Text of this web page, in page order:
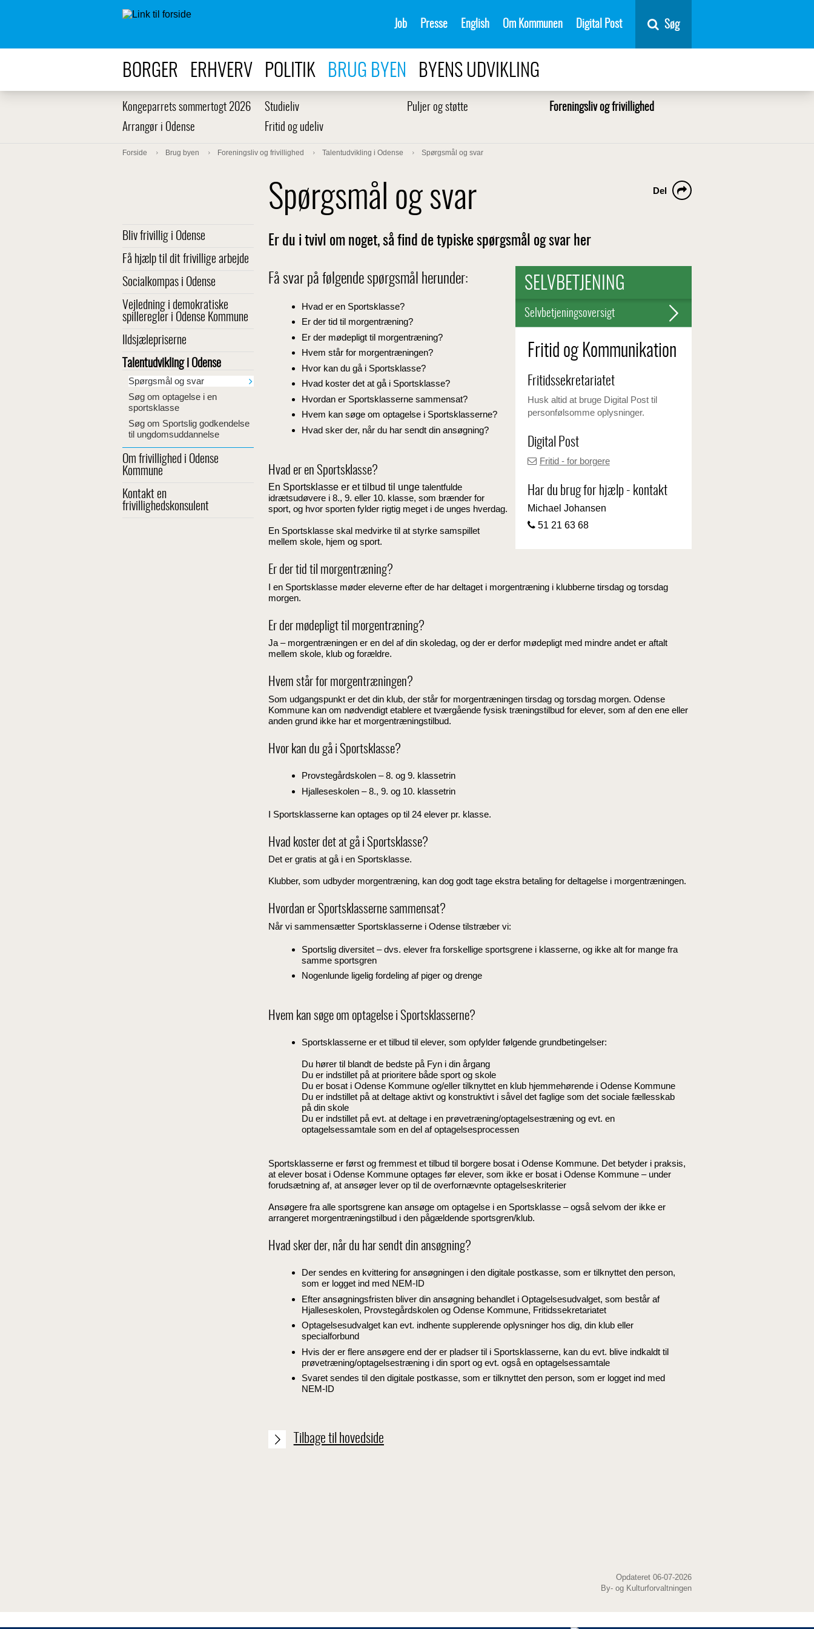
Job Presse English Om Kommunen Digital Post Søg
BORGER ERHVERV POLITIK BRUG BYEN BYENS UDVIKLING
Kongeparrets sommertogt 2026 Studieliv Puljer og støtte
Foreningsliv og frivillighed
Arrangør i Odense
Fritid og udeliv
Forside Brug byen Foreningsliv og frivillighed Talentudvikling i Odense Spørgsmål og svar
Bliv frivillig i Odense
Få hjælp til dit frivillige arbejde
Socialkompas i Odense
Vejledning i demokratiske
spilleregler i Odense Kommune
Ildsjælepriserne
Talentudvikling i Odense
Spørgsmål og svar
Søg om optagelse i en
sportsklasse
Søg om Sportslig godkendelse
til ungdomsuddannelse
Om frivillighed i Odense
Kommune
Kontakt en
frivillighedskonsulent
Spørgsmål og svar Del
Er du i tvivl om noget, så find de typiske spørgsmål og svar her
SELVBETJENING
Selvbetjeningsoversigt
Fritid og Kommunikation
Fritidssekretariatet
Husk altid at bruge Digital Post til
personfølsomme oplysninger.
Digital Post
Fritid - for borgere
Har du brug for hjælp - kontakt
Michael Johansen
51 21 63 68
Få svar på følgende spørgsmål herunder:
Hvad er en Sportsklasse?
Er der tid til morgentræning?
Er der mødepligt til morgentræning?
Hvem står for morgentræningen?
Hvor kan du gå i Sportsklasse?
Hvad koster det at gå i Sportsklasse?
Hvordan er Sportsklasserne sammensat?
Hvem kan søge om optagelse i Sportsklasserne?
Hvad sker der, når du har sendt din ansøgning?
Hvad er en Sportsklasse?
En Sportsklasse er et tilbud til unge talentfulde
idrætsudøvere i 8., 9. eller 10. klasse, som brænder for
sport, og hvor sporten fylder rigtig meget i de unges hverdag.
En Sportsklasse skal medvirke til at styrke samspillet
mellem skole, hjem og sport.
Er der tid til morgentræning?
I en Sportsklasse møder eleverne efter de har deltaget i morgentræning i klubberne tirsdag og torsdag
morgen.
Er der mødepligt til morgentræning?
Ja – morgentræningen er en del af din skoledag, og der er derfor mødepligt med mindre andet er aftalt
mellem skole, klub og forældre.
Hvem står for morgentræningen?
Som udgangspunkt er det din klub, der står for morgentræningen tirsdag og torsdag morgen. Odense
Kommune kan om nødvendigt etablere et tværgående fysisk træningstilbud for elever, som af den ene eller
anden grund ikke har et morgentræningstilbud.
Hvor kan du gå i Sportsklasse?
Provstegårdskolen – 8. og 9. klassetrin
Hjalleseskolen – 8., 9. og 10. klassetrin
I Sportsklasserne kan optages op til 24 elever pr. klasse.
Hvad koster det at gå i Sportsklasse?
Det er gratis at gå i en Sportsklasse.
Klubber, som udbyder morgentræning, kan dog godt tage ekstra betaling for deltagelse i morgentræningen.
Hvordan er Sportsklasserne sammensat?
Når vi sammensætter Sportsklasserne i Odense tilstræber vi:
Sportslig diversitet – dvs. elever fra forskellige sportsgrene i klasserne, og ikke alt for mange fra
samme sportsgren
Nogenlunde ligelig fordeling af piger og drenge
Hvem kan søge om optagelse i Sportsklasserne?
Sportsklasserne er et tilbud til elever, som opfylder følgende grundbetingelser:
Du hører til blandt de bedste på Fyn i din årgang
Du er indstillet på at prioritere både sport og skole
Du er bosat i Odense Kommune og/eller tilknyttet en klub hjemmehørende i Odense Kommune
Du er indstillet på at deltage aktivt og konstruktivt i såvel det faglige som det sociale fællesskab
på din skole
Du er indstillet på evt. at deltage i en prøvetræning/optagelsestræning og evt. en
optagelsessamtale som en del af optagelsesprocessen
Sportsklasserne er først og fremmest et tilbud til borgere bosat i Odense Kommune. Det betyder i praksis,
at elever bosat i Odense Kommune optages før elever, som ikke er bosat i Odense Kommune – under
forudsætning af, at ansøger lever op til de overfornævnte optagelseskriterier
Ansøgere fra alle sportsgrene kan ansøge om optagelse i en Sportsklasse – også selvom der ikke er
arrangeret morgentræningstilbud i den pågældende sportsgren/klub.
Hvad sker der, når du har sendt din ansøgning?
Der sendes en kvittering for ansøgningen i den digitale postkasse, som er tilknyttet den person,
som er logget ind med NEM-ID
Efter ansøgningsfristen bliver din ansøgning behandlet i Optagelsesudvalget, som består af
Hjalleseskolen, Provstegårdskolen og Odense Kommune, Fritidssekretariatet
Optagelsesudvalget kan evt. indhente supplerende oplysninger hos dig, din klub eller
specialforbund
Hvis der er flere ansøgere end der er pladser til i Sportsklasserne, kan du evt. blive indkaldt til
prøvetræning/optagelsestræning i din sport og evt. også en optagelsessamtale
Svaret sendes til den digitale postkasse, som er tilknyttet den person, som er logget ind med
NEM-ID
Tilbage til hovedside
Opdateret 06-07-2026
By- og Kulturforvaltningen